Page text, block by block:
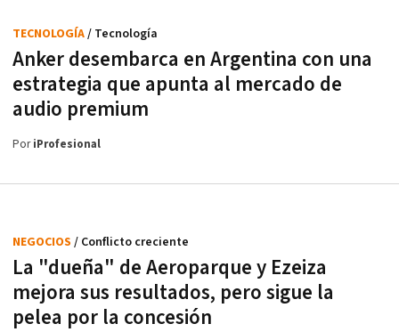
Anker desembarca en Argentina con una
estrategia que apunta al mercado de
audio premium
TECNOLOGÍA/ Tecnología
PoriProfesional
La "dueña" de Aeroparque y Ezeiza
mejora sus resultados, pero sigue la
pelea por la concesión
NEGOCIOS / Conflicto creciente